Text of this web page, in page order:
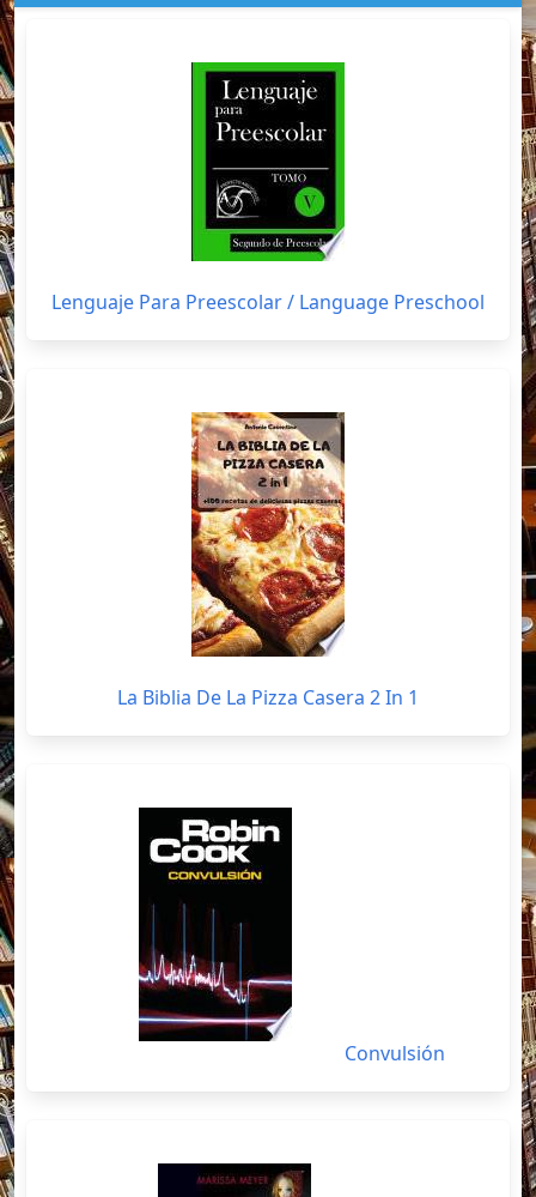
Lenguaje Para Preescolar / Language Preschool
La Biblia De La Pizza Casera 2 In 1
Convulsión